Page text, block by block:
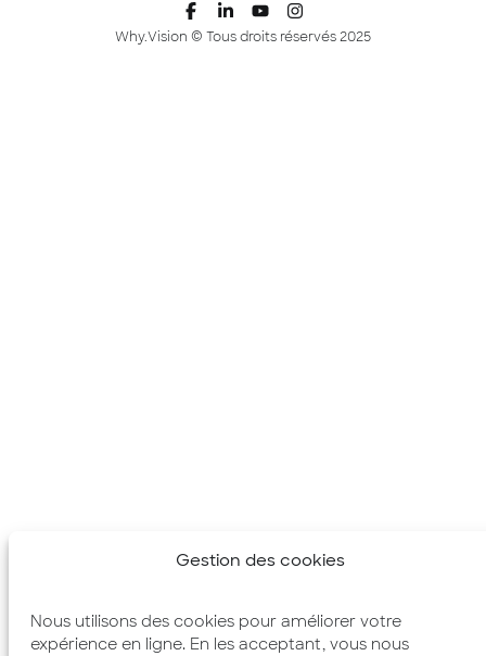
Gestion des cookies
Nous utilisons des cookies pour améliorer votre
expérience en ligne. En les acceptant, vous nous
Why.Vision © Tous droits réservés 2025